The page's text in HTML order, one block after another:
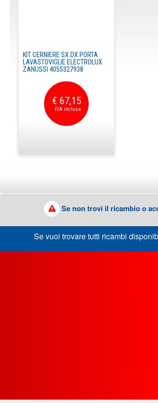
KIT CERNIERE SX DX PORTA
LAVASTOVIGLIE ELECTROLUX
ZANUSSI 4055327938
€ 67,15
Se non trovi il ricambio o
Se vuoi trovare tutti ricambi